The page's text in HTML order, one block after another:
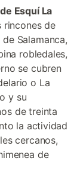
Esquí La
rincones de
Salamanca,
robledales,
se cubren
o La
y su
de treinta
la actividad
cercanos,
de